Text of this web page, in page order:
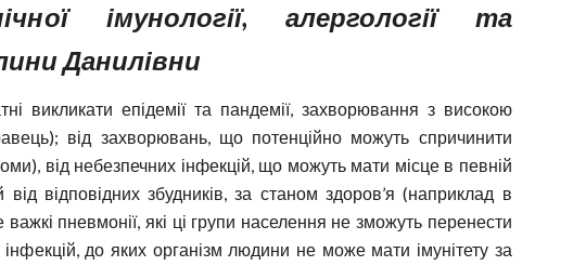
імунології, алергології та
Данилівни
викликати епідемії та пандемії, захворювання з високою
від захворювань, що потенційно можуть спричинити
від небезпечних інфекцій, що можуть мати місце в певній
від відповідних збудників, за станом здоров’я (наприклад в
пневмонії, які ці групи населення не зможуть перенести
до яких організм людини не може мати імунітету за